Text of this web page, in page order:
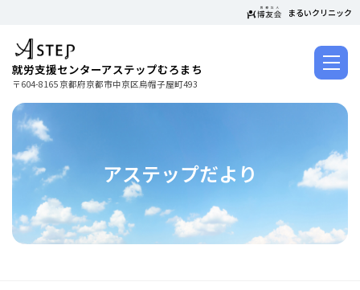
まるいクリニック
就労支援センターアステップむろまち
〒604-8165 京都府京都市中京区烏帽子屋町493
アステップだより